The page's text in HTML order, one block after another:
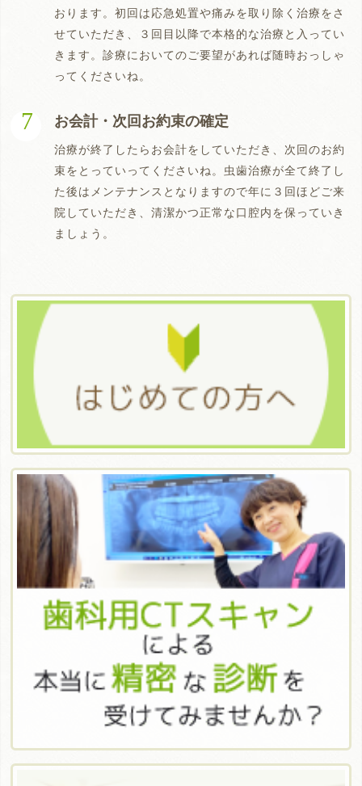
おります。初回は応急処置や痛みを取り除く治療をさ
せていただき、３回目以降で本格的な治療と入ってい
きます。診療においてのご要望があれば随時おっしゃ
ってくださいね。
お会計・次回お約束の確定
治療が終了したらお会計をしていただき、次回のお約
束をとっていってくださいね。虫歯治療が全て終了し
た後はメンテナンスとなりますので年に３回ほどご来
院していただき、清潔かつ正常な口腔内を保っていき
ましょう。